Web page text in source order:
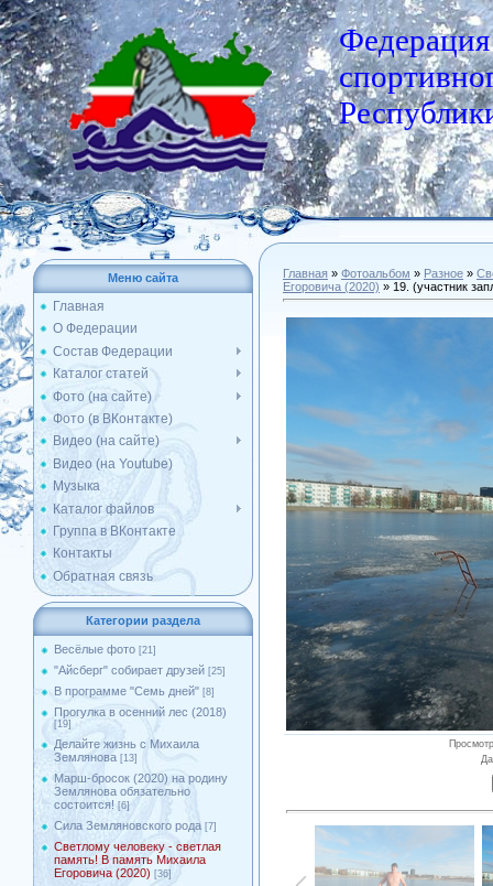
Федерация
Меню сайта
Главная
О Федерации
Состав Федерации
Каталог статей
Фото (на сайте)
Фото (в ВКонтакте)
Видео (на сайте)
Видео (на Youtube)
Музыка
Каталог файлов
Группа в ВКонтакте
Контакты
Обратная связь
Категории раздела
Весёлые фото [21]
"Айсберг" собирает друзей [25]
В программе "Семь дней" [8]
Прогулка в осенний лес (2018)
[19]
Делайте жизнь с Михаила
Землянова [13]
Марш-бросок (2020) на родину
Землянова обязательно
состоится! [6]
Сила Земляновского рода [7]
Светлому человеку - светлая
память! В память Михаила
Егоровича (2020) [36]
Главная » Фотоальбом » Разное »
Егоровича (2020) » 19. (участник